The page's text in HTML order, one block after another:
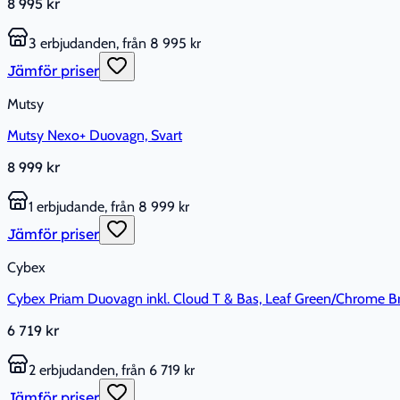
8 995 kr
3 erbjudanden, från 8 995 kr
Jämför priser
Mutsy
Mutsy Nexo+ Duovagn, Svart
8 999 kr
1 erbjudande, från 8 999 kr
Jämför priser
Cybex
Cybex Priam Duovagn inkl. Cloud T & Bas, Leaf Green/Chrome
6 719 kr
2 erbjudanden, från 6 719 kr